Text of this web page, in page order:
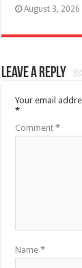
August 3, 2026
Leave a Reply
Your email
*
Comment*
Name*